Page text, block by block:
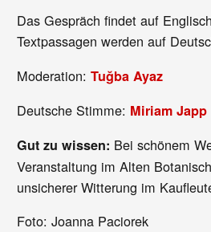
Das Gespräch findet auf
Textpassagen werden auf
Moderation:Tuğba Ayaz
Deutsche Stimme: Miriam Japp
Gut zu wissen: Bei schönem
Veranstaltung im Alten
unsicherer Witterung im
Foto: Joanna Paciorek